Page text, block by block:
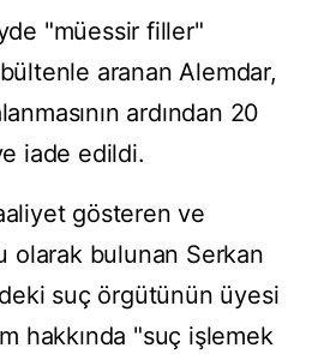
"müessir filler"
bültenle aranan Alemdar,
ardından 20
iade edildi.
gösteren ve
olarak bulunan Serkan
suç örgütünün üyesi
hakkında "suç işlemek